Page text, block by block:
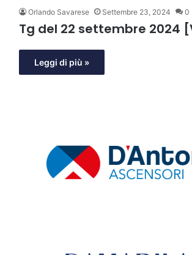
Orlando Savarese Settembre 23, 2024 0
Tg del 22 settembre 2024
Leggi di più »